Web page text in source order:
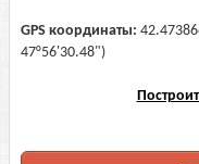
GPS координаты:
47°56'30.48")